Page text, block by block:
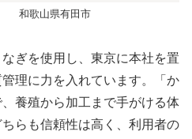
和歌山県有田市
なぎを使用し、東京に本社を置
理に力を入れています。「か
養殖から加工まで手がける体
らも信頼性は高く、利用者の